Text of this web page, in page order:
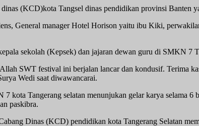
(KCD)kota Tangsel dinas pendidikan provinsi
General manager Hotel Horison yaitu ibu Kiki,
sekolah (Kepsek) dan jajaran dewan guru di SMKN 7
SWT festival ini berjalan lancar dan kondusif. Terima
Wedi saat diwawancarai.
kota Tangerang selatan menunjukan gelar karya selama
paskibra.
Dinas (KCD) pendidikan kota Tangerang Selatan